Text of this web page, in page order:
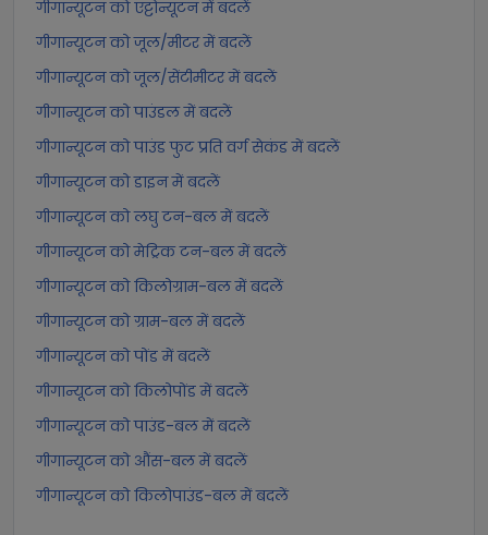
गीगान्यूटन को एट्टोन्यूटन में बदलें
गीगान्यूटन को जूल/मीटर में बदलें
गीगान्यूटन को जूल/सेंटीमीटर में बदलें
गीगान्यूटन को पाउंडल में बदलें
गीगान्यूटन को पाउंड फुट प्रति वर्ग सेकंड में बदलें
गीगान्यूटन को डाइन में बदलें
गीगान्यूटन को लघु टन-बल में बदलें
गीगान्यूटन को मेट्रिक टन-बल में बदलें
गीगान्यूटन को किलोग्राम-बल में बदलें
गीगान्यूटन को ग्राम-बल में बदलें
गीगान्यूटन को पोंड में बदलें
गीगान्यूटन को किलोपोंड में बदलें
गीगान्यूटन को पाउंड-बल में बदलें
गीगान्यूटन को औंस-बल में बदलें
गीगान्यूटन को किलोपाउंड-बल में बदलें